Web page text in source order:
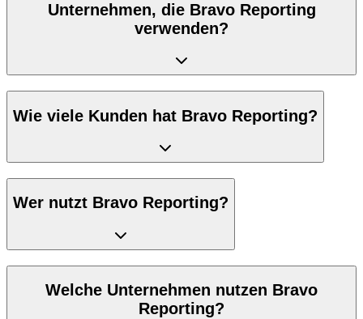
Unternehmen, die Bravo Reporting
verwenden?
Wie viele Kunden hat Bravo Reporting?
Wer nutzt Bravo Reporting?
Welche Unternehmen nutzen Bravo
Reporting?